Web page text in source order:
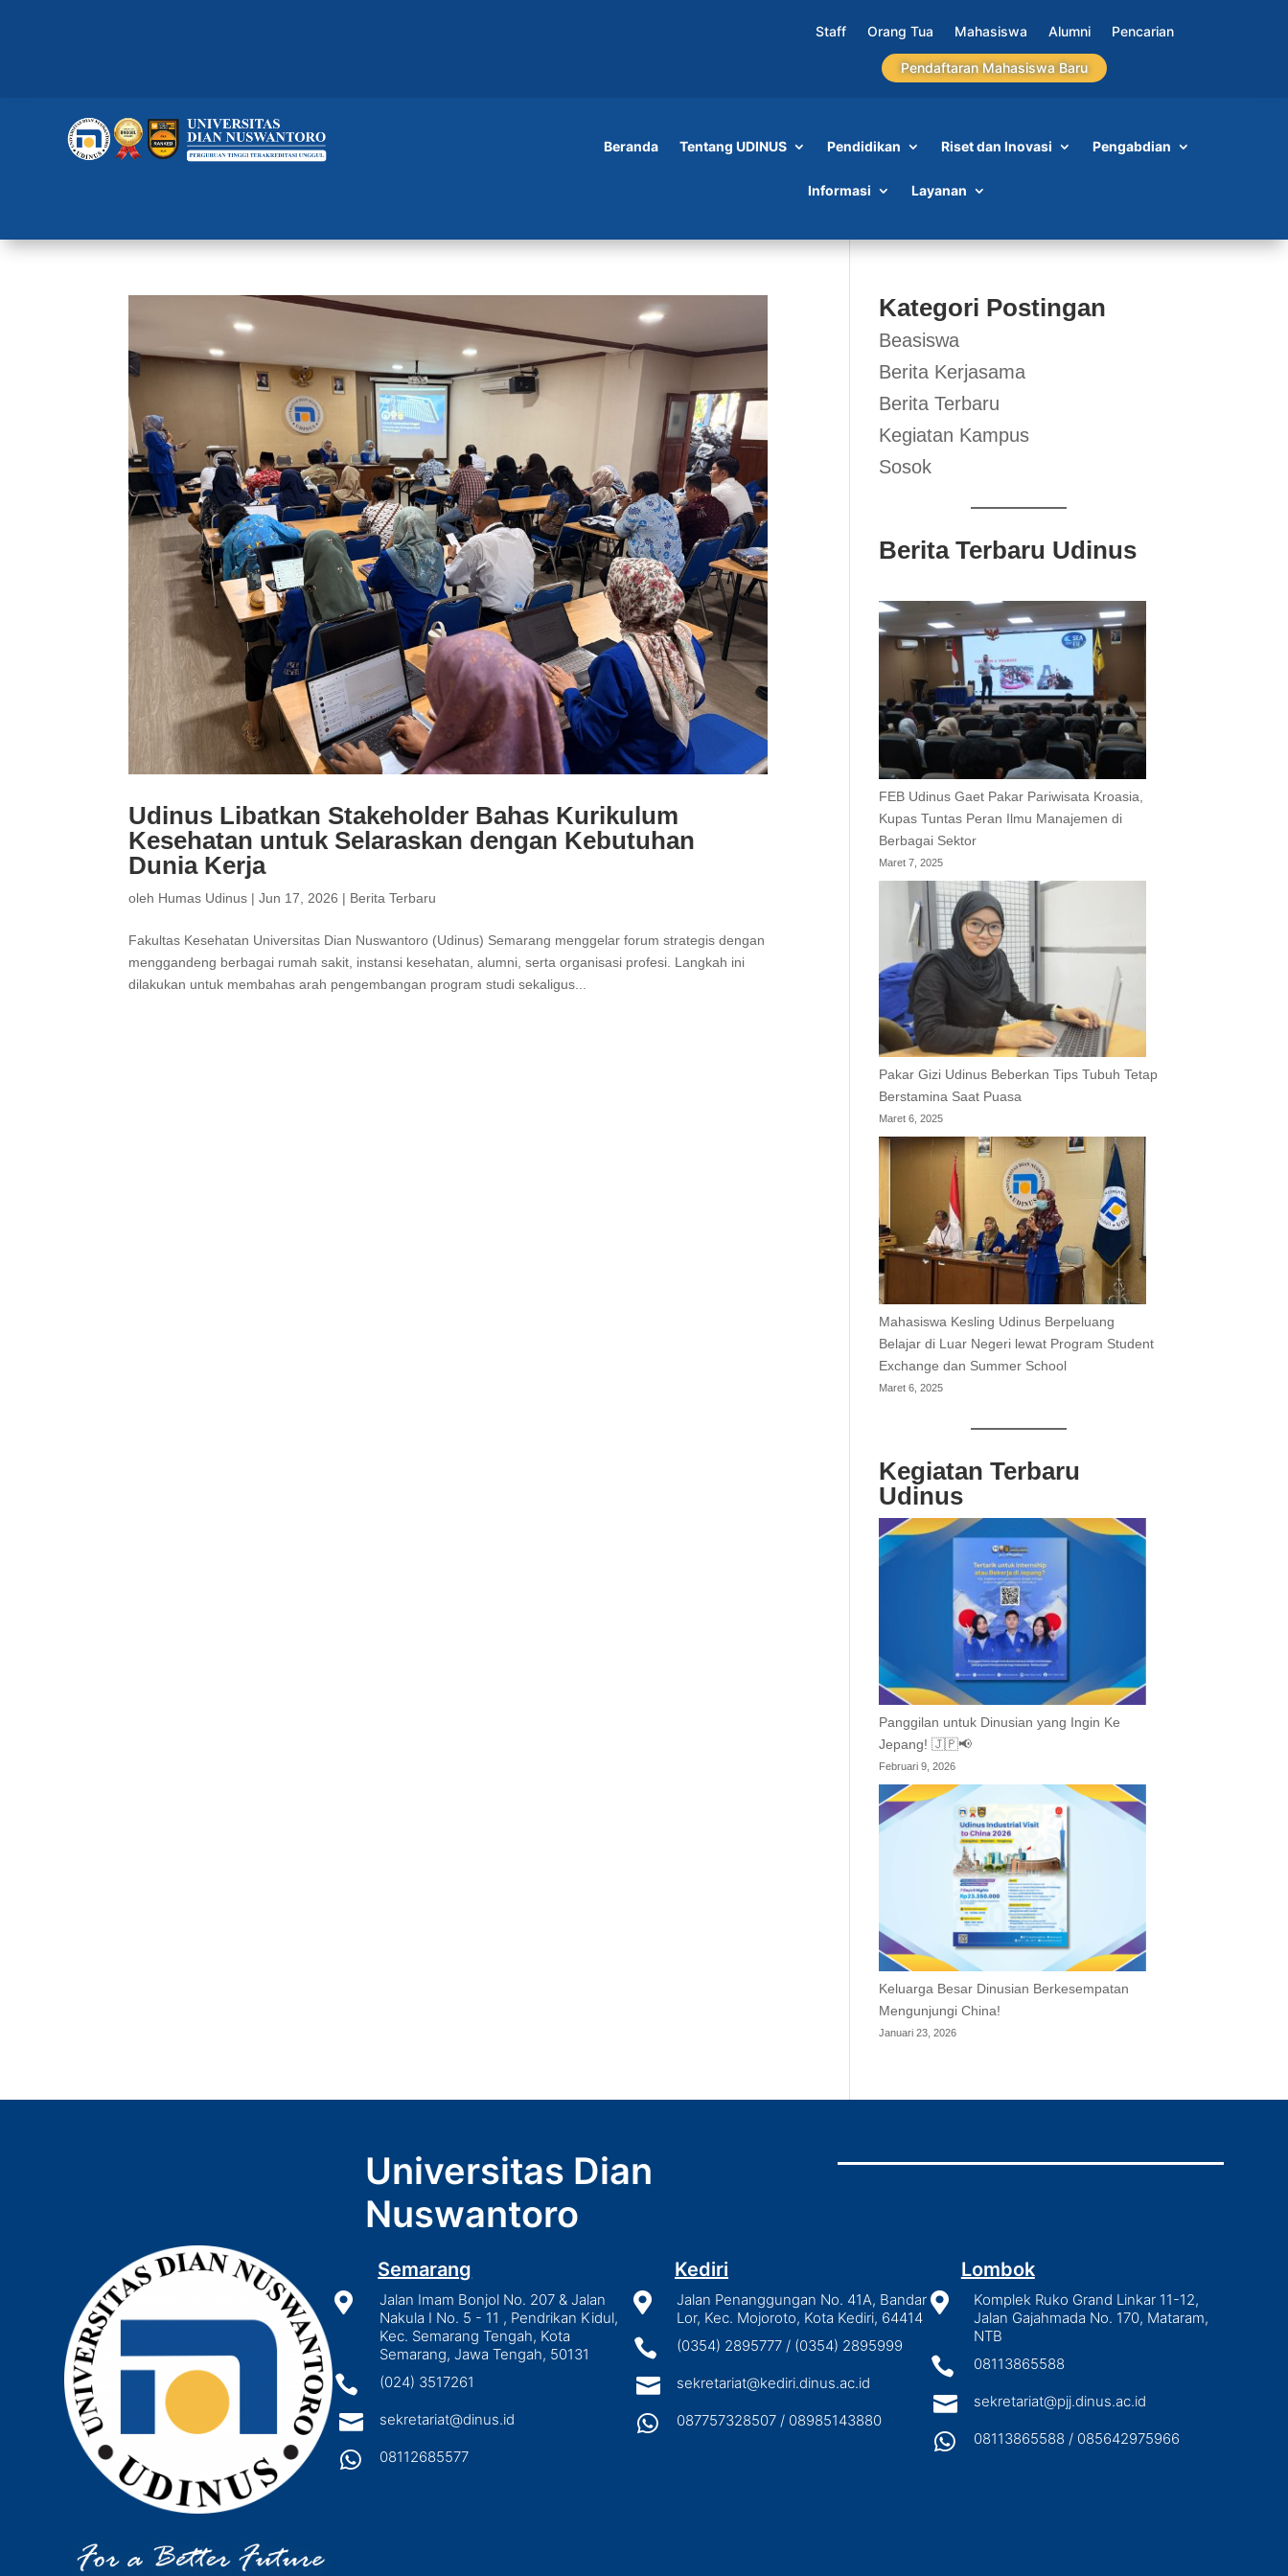
Staff Orang Tua Mahasiswa Alumni Pencarian
Pendaftaran Mahasiswa Baru
Beranda Tentang UDINUS Pendidikan Riset dan Inovasi Pengabdian
Informasi Layanan
Udinus Libatkan Stakeholder Bahas Kurikulum
Kesehatan untuk Selaraskan dengan Kebutuhan
Dunia Kerja
oleh Humas Udinus |Jun 17, 2026 | Berita Terbaru
Fakultas Kesehatan Universitas Dian Nuswantoro (Udinus) Semarang menggelar forum strategis dengan
menggandeng berbagai rumah sakit, instansi kesehatan, alumni, serta organisasi profesi. Langkah ini
dilakukan untuk membahas arah pengembangan program studi sekaligus...
Kategori Postingan
Beasiswa
Berita Kerjasama
Berita Terbaru
Kegiatan Kampus
Sosok
Berita Terbaru Udinus
FEB Udinus Gaet Pakar Pariwisata Kroasia,
Kupas Tuntas Peran Ilmu Manajemen di
Berbagai Sektor
Maret 7, 2025
Pakar Gizi Udinus Beberkan Tips Tubuh Tetap
Berstamina Saat Puasa
Maret 6, 2025
Mahasiswa Kesling Udinus Berpeluang
Belajar di Luar Negeri lewat Program Student
Exchange dan Summer School
Maret 6, 2025
Kegiatan Terbaru
Udinus
Panggilan untuk Dinusian yang Ingin Ke
Jepang! 🇯🇵📢
Februari 9, 2026
Keluarga Besar Dinusian Berkesempatan
Mengunjungi China!
Januari 23, 2026
Universitas Dian
Nuswantoro
Semarang

Jalan Imam Bonjol No. 207 & Jalan
Nakula I No. 5 - 11 , Pendrikan Kidul,
Kec. Semarang Tengah, Kota
Semarang, Jawa Tengah, 50131
 (024) 3517261
 sekretariat@dinus.id
 08112685577
Kediri

Jalan Penanggungan No. 41A, Bandar
Lor, Kec. Mojoroto, Kota Kediri, 64414
 (0354) 2895777 / (0354) 2895999
 sekretariat@kediri.dinus.ac.id
 087757328507 / 08985143880
Lombok

Komplek Ruko Grand Linkar 11-12,
Jalan Gajahmada No. 170, Mataram,
NTB
 08113865588
 sekretariat@pjj.dinus.ac.id
 08113865588 / 085642975966